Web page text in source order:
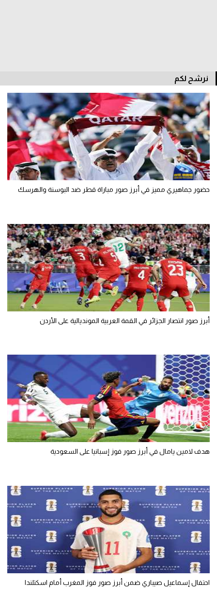
كرة يد
كرة طائرة
الوطن العربي
في المونديال
رياضة نسائية
ركن الألعاب
أقسام خاصة
Gamers
ميركاتو
تحقيق في الجول
حكايات في الجول
كويز في الجول
فيديو في الجول
نرشح لكم
حضور جماهيري مميز في أبرز صور مباراة قطر ضد البوسنة والهرسك
أبرز صور انتصار الجزائر في القمة العربية المونديالية على الأردن
هدف لامين يامال في أبرز صور فوز إسبانيا على السعودية
احتفال إسماعيل صيباري ضمن أبرز صور فوز المغرب أمام اسكتلندا